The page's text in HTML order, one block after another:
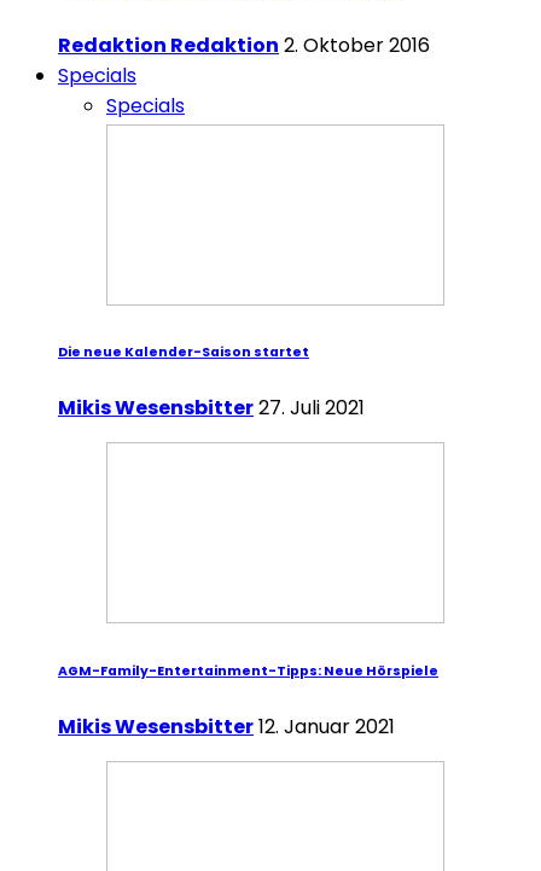
Redaktion Redaktion 2. Oktober 2016
Specials
Specials
Die neue Kalender-Saison startet
Mikis Wesensbitter27. Juli 2021
AGM-Family-Entertainment-Tipps: Neue Hörspiele
Mikis Wesensbitter12. Januar 2021